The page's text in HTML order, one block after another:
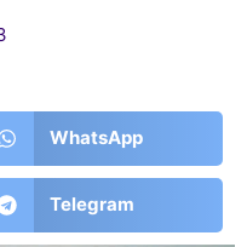
WhatsApp
Telegram